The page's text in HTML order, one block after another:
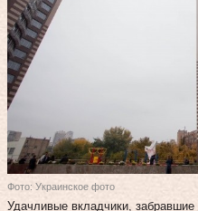
Фото: Украинское фото
Удачливые вкладчики,